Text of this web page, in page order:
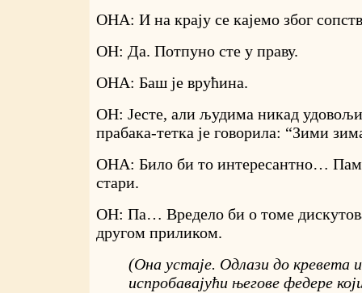
ОНА: И на крају се кајемо због
ОН: Да. Потпуно сте у праву.
ОНА: Баш је врућина.
ОН: Јесте, али људима никад
прабака-тетка је говорила: “Зими
ОНА: Било би то интересантно…
стари.
ОН: Па… Вредело би о томе
другом приликом.
(Она устаје. Одлази до кревета
испробавајући његове федере